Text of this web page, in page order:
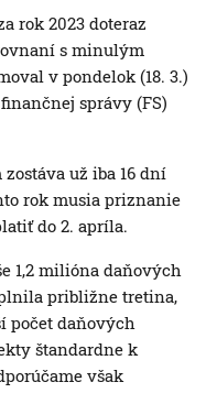
rok 2023 doteraz
s minulým
v pondelok (18. 3.)
správy (FS)
už iba 16 dní
rok musia priznanie
do 2. apríla.
1,2 milióna daňových
približne tretina,
počet daňových
štandardne k
však